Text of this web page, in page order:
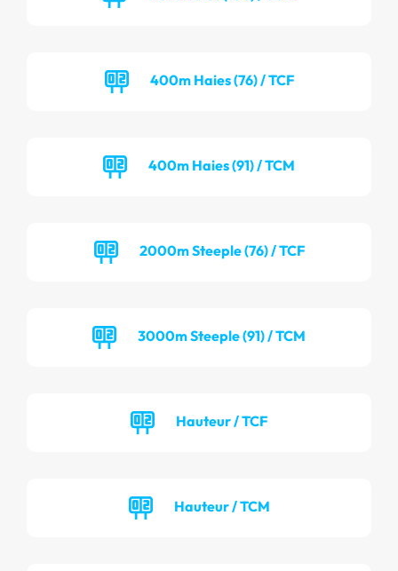
400m Haies (76) / TCF
400m Haies (91) / TCM
2000m Steeple (76) / TCF
3000m Steeple (91) / TCM
Hauteur / TCF
Hauteur / TCM